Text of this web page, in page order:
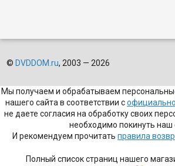
© DVDDOM.ru, 2003 — 2026
Мы получаем и обрабатываем
нашего сайта в соответствии с
не даете согласия на обработку своих
необходимо покинуть наш
И рекомендуем прочитать правила
Полный список страниц нашего